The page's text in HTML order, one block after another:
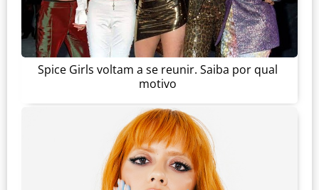
Spice Girls voltam a se reunir. Saiba por qual
motivo